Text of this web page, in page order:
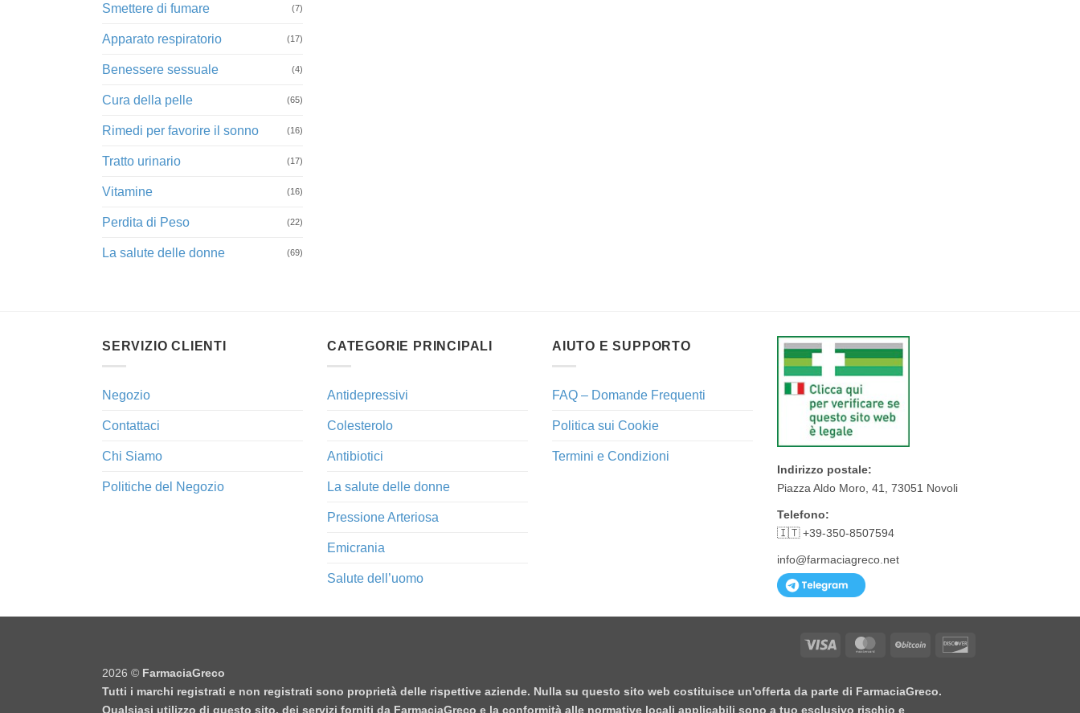
Smettere di fumare (7)
Apparato respiratorio (17)
Benessere sessuale (4)
Cura della pelle (65)
Rimedi per favorire il sonno (16)
Tratto urinario (17)
Vitamine (16)
Perdita di Peso (22)
La salute delle donne (69)
SERVIZIO CLIENTI
Negozio
Contattaci
Chi Siamo
Politiche del Negozio
CATEGORIE PRINCIPALI
Antidepressivi
Colesterolo
Antibiotici
La salute delle donne
Pressione Arteriosa
Emicrania
Salute dell’uomo
AIUTO E SUPPORTO
FAQ – Domande Frequenti
Politica sui Cookie
Termini e Condizioni
Indirizzo postale:
Piazza Aldo Moro, 41, 73051 Novoli
Telefono:
🇮🇹 +39-350-8507594
info@farmaciagreco.net
Visa MasterCardBitCoin
2026 © FarmaciaGreco
Tutti i marchi registrati e non registrati sono proprietà delle rispettive aziende. Nulla su questo sito web costituisce un'offerta da parte di FarmaciaGreco.
Qualsiasi utilizzo di questo sito, dei servizi forniti da FarmaciaGreco e la conformità alle normative locali applicabili sono a tuo esclusivo rischio e